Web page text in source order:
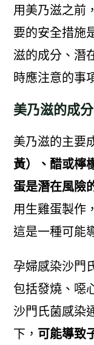
用美乃滋之前
要的安全措施
滋的成分、潛
時應注意的事
美乃滋的成
美乃滋的主要
黃）、醋或檸
蛋是潛在風險
用生雞蛋製作
這是一種可能
孕婦感染沙門
包括發燒、噁
沙門氏菌感染
下， 可能導致